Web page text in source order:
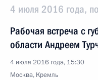
4 июля 2016 года,
Рабочая встреча с
области Андреем
4 июля 2016 года, 15:30
Москва, Кремль